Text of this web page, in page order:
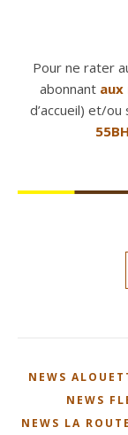
Pour ne rater
abonnant
d’accueil) et/ou
55BH
NEWS
NEWS
NEWS LA ROUTE